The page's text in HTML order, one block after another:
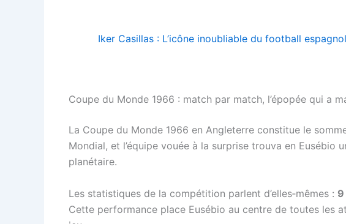
Iker Casillas : L’icône inoubliable du football espagnol
Coupe du Monde 1966 : match par match, l’épopée qui a
La Coupe du Monde 1966 en Angleterre constitue le
Mondial, et l’équipe vouée à la surprise trouva en
planétaire.
Les statistiques de la compétition parlent d’elles‑mêmes :
Cette performance place Eusébio au centre de toutes les